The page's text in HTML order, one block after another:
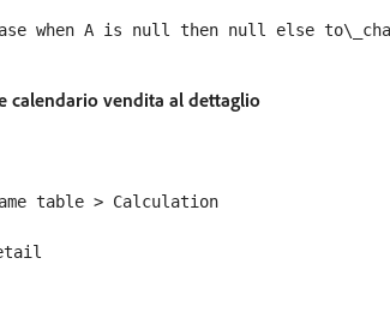
when A is null then null else
calendario vendita al dettaglio
table > Calculation